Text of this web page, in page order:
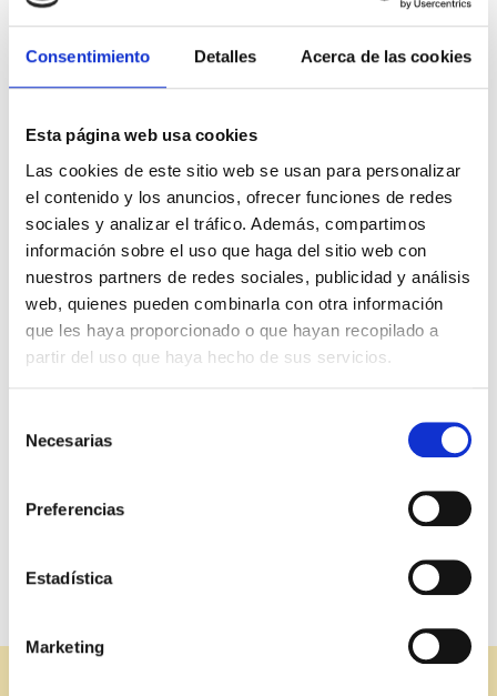
Consentimiento Detalles Acerca de las cookies
Esta página web usa cookies
Las cookies de este sitio web se usan para personalizar
el contenido y los anuncios, ofrecer funciones de redes
sociales y analizar el tráfico. Además, compartimos
información sobre el uso que haga del sitio web con
nuestros partners de redes sociales, publicidad y análisis
web, quienes pueden combinarla con otra información
que les haya proporcionado o que hayan recopilado a
partir del uso que haya hecho de sus servicios.
Necesarias
Preferencias
Estadística
Marketing